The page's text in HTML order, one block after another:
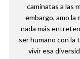
caminatas a las
embargo, amo la
nada más
ser humano con la
vivir esa